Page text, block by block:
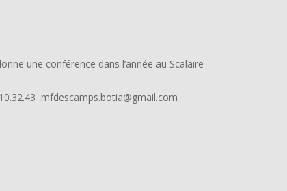
une conférence dans l’année au Scalaire
mfdescamps.botia@gmail.com